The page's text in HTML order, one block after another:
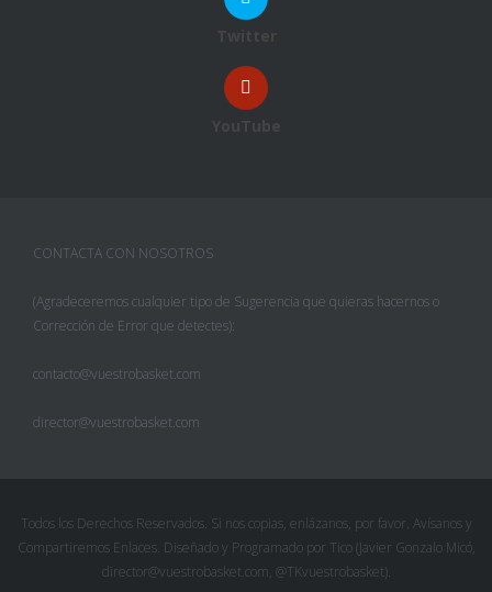
Twitter
YouTube
CONTACTA CON NOSOTROS
(Agradeceremos cualquier tipo de Sugerencia que quieras hacernos o
Corrección de Error que detectes):
contacto@vuestrobasket.com
director@vuestrobasket.com
Todos los Derechos Reservados. Si nos copias, enlázanos, por favor. Avísanos y
Compartiremos Enlaces. Diseñado y Programado por Tico (Javier Gonzalo Micó,
director@vuestrobasket.com, @TKvuestrobasket).